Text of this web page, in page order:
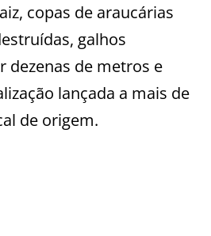
copas de araucárias
galhos
dezenas de metros e
lançada a mais de
de origem.